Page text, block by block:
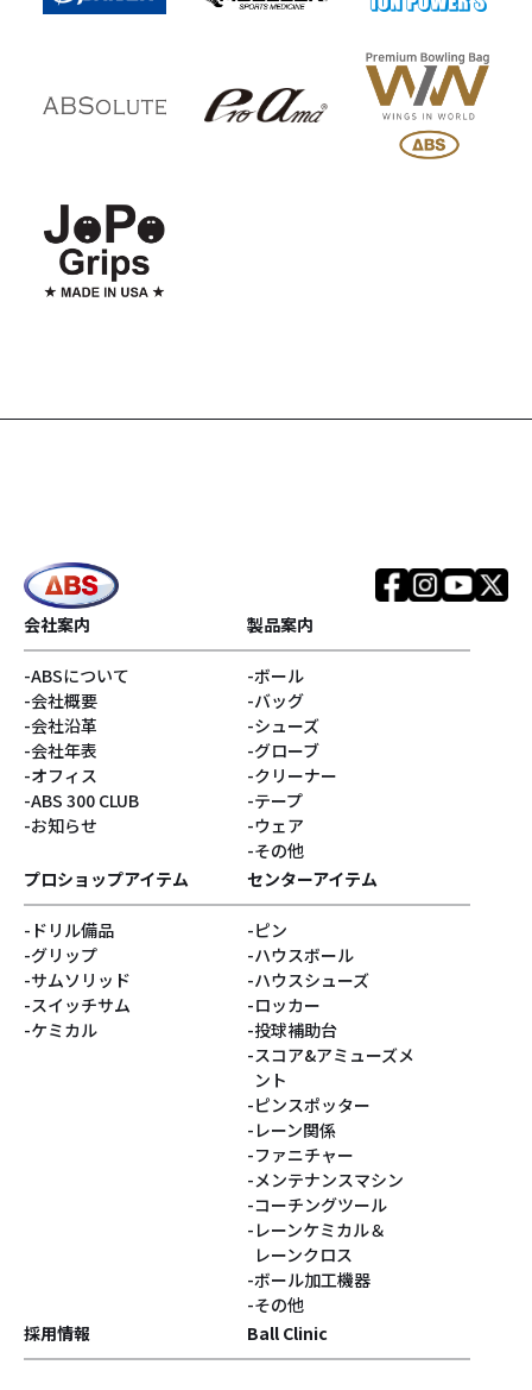
会社案内
ABSについて
会社概要
会社沿革
会社年表
オフィス
ABS 300 CLUB
お知らせ
製品案内
ボール
バッグ
シューズ
グローブ
クリーナー
テープ
ウェア
その他
プロショップアイテム
ドリル備品
グリップ
サムソリッド
スイッチサム
ケミカル
センターアイテム
ピン
ハウスボール
ハウスシューズ
ロッカー
投球補助台
スコア&アミューズメ
ント
ピンスポッター
レーン関係
ファニチャー
メンテナンスマシン
コーチングツール
レーンケミカル＆
レーンクロス
ボール加工機器
その他
採用情報
Ball Clinic